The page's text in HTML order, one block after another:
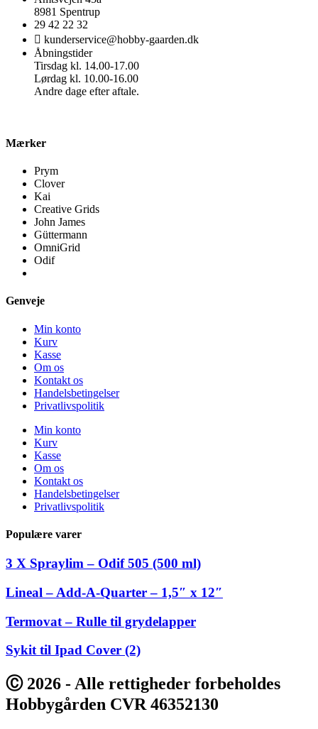
8981 Spentrup
29 42 22 32
kunderservice@hobby-gaarden.dk
Åbningstider
Tirsdag kl. 14.00-17.00
Lørdag kl. 10.00-16.00
Andre dage efter aftale.
Mærker
Prym
Clover
Kai
Creative Grids
John James
Güttermann
OmniGrid
Odif
Genveje
Min konto
Kurv
Kasse
Om os
Kontakt os
Handelsbetingelser
Privatlivspolitik
Min konto
Kurv
Kasse
Om os
Kontakt os
Handelsbetingelser
Privatlivspolitik
Populære varer
3 X Spraylim – Odif 505 (500 ml)
Lineal – Add-A-Quarter – 1,5″ x 12″
Termovat – Rulle til grydelapper
Sykit til Ipad Cover (2)
Ⓒ 2026 - Alle rettigheder forbeholdes
Hobbygården CVR 46352130